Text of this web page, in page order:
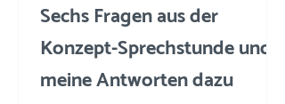
Sechs Fragen aus der
Konzept-Sprechstunde und
meine Antworten dazu